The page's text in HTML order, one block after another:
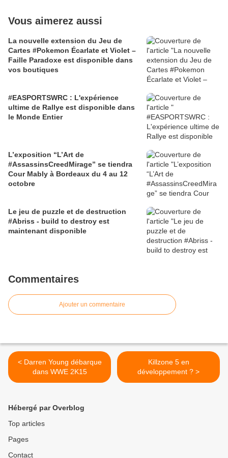
Vous aimerez aussi
La nouvelle extension du Jeu de
Cartes #Pokemon Écarlate et Violet –
Faille Paradoxe est disponible dans
vos boutiques
#EASPORTSWRC : L'expérience
ultime de Rallye est disponible dans
le Monde Entier
L’exposition “L’Art de
#AssassinsCreedMirage” se tiendra
Cour Mably à Bordeaux du 4 au 12
octobre
Le jeu de puzzle et de destruction
#Abriss - build to destroy est
maintenant disponible
Commentaires
Ajouter un commentaire
< Darren Young débarque
dans WWE 2K15
Killzone 5 en
développement ? >
Hébergé par Overblog
Top articles
Pages
Contact